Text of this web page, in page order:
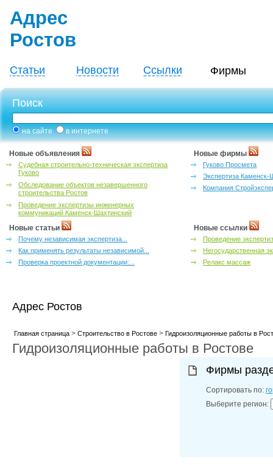
Адрес
Ростов
Статьи Новости Ссылки Фирмы
Поиск
на сайте в интернете
Новые объявления
Судебная строительно-техническая экспертиза
Гуково
Обследование объектов незавершенного
строительства Ростов
Проведение экспертизы инженерных
коммуникаций Каменск-Шахтинский
Новые фирмы
Гуково Просмета
Экспертиза Каменск-
Компания
Новые статьи
Почему независимая экспертиза...
Как применять результаты независимой...
Проверка проектной документации:...
Новые ссылки
Проведение
Негосударственная
Релакс массаж
Адрес Ростов
Главная страница> Строительство в Ростове> Гидроизоляционные работы в
Гидроизоляционные работы в Ростове
Фирмы
Сортировать по:
Выберите регион: